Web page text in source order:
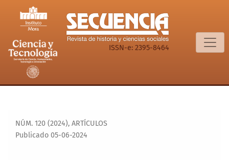
Ciudad de los Ángeles: infantes abandonados y naturales,
ISSN-e: 2395-8464
NÚM. 120 (2024), ARTÍCULOS
Publicado 05-06-2024